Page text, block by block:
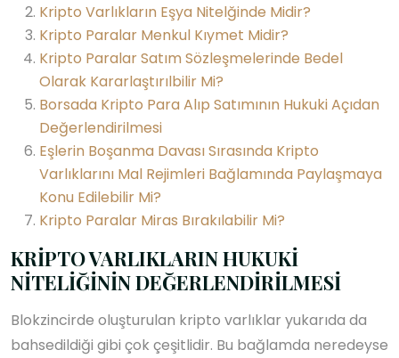
Kripto Varlıkların Eşya Nitelğinde Midir?
Kripto Paralar Menkul Kıymet Midir?
Kripto Paralar Satım Sözleşmelerinde Bedel
Olarak Kararlaştırılbilir Mi?
Borsada Kripto Para Alıp Satımının Hukuki Açıdan
Değerlendirilmesi
Eşlerin Boşanma Davası Sırasında Kripto
Varlıklarını Mal Rejimleri Bağlamında Paylaşmaya
Konu Edilebilir Mi?
Kripto Paralar Miras Bırakılabilir Mi?
KRİPTO VARLIKLARIN HUKUKİ
NİTELİĞİNİN DEĞERLENDİRİLMESİ
Blokzincirde oluşturulan kripto varlıklar yukarıda da
bahsedildiği gibi çok çeşitlidir. Bu bağlamda neredeyse